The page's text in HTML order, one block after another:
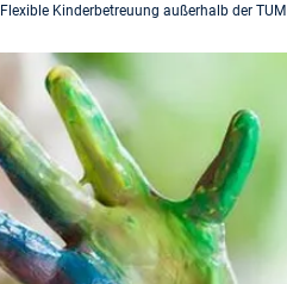
Flexible Kinderbetreuung außerhalb der TUM